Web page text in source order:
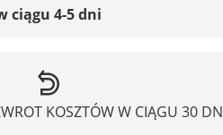
ciągu 4-5 dni
KOSZTÓW W CIĄGU 30